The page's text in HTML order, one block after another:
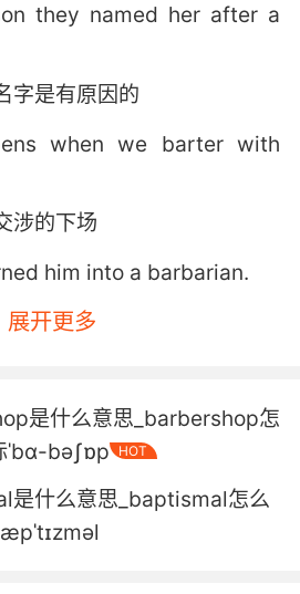
they named her after a
字是有原因的
when we barter with
涉的下场
him into a barbarian.
了野蛮人
was all.
踪了一阵子 仅此而已
cruel ride with these
展开更多
是什么意思_barbershop怎
ˈbɑ-bəʃɒp
HOT
是什么意思_baptismal怎么